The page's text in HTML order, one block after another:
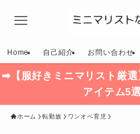
Home 自己紹介 お問い合わせ
➡【服好きミニマリスト厳
アイテム5
ホーム 転勤族 ワンオペ育児